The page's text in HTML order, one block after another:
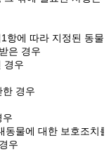
에 따라 지정된 동
은 경우
경우
경우
우
동물에 대한 보호조치
우